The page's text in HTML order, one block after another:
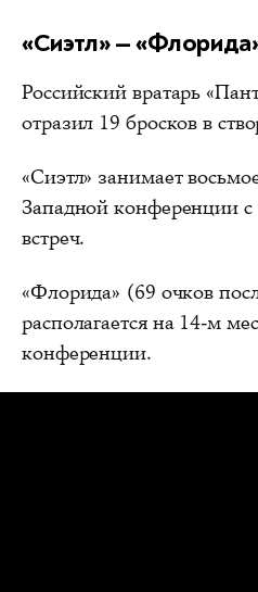
«Сиэтл» —
Российский вратарь
отразил 19 бросков в
«Сиэтл» занимает
Западной конференции
встреч.
«Флорида» (69 очков
располагается на 14-м
конференции.